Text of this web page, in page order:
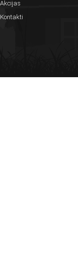
Akcijas
Kontakti